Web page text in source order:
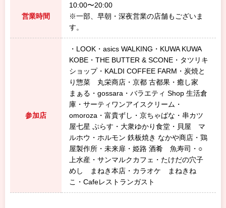
営業時間
10:00〜20:00
※一部、早朝・深夜営業の店舗もございま
す。
参加店
・LOOK・asics WALKING・KUWA KUWA
KOBE・THE BUTTER & SCONE・タツリキ
ショップ・KALDI COFFEE FARM・炭焼と
り惣菜 丸栄商店・京都 古都果・癒し家
まぁる・gossara・バラエティ Shop 生活倉
庫・サーティワンアイスクリーム・
omoroza・富貴ずし・京ちゃばな・串カツ
屋七星 ぷらす・大衆ゆかり食堂・貝屋 マ
ルホウ・ホルモン 鉄板焼き なかや商店・鶏
屋製作所・未来扉・姫路 酒肴 魚寿司・○
上水産・サンマルクカフェ・たけだの穴子
めし まねき本店・カラオケ まねきね
こ・Cafeレストランガスト